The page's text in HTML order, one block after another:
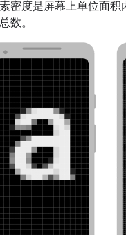
密度是屏幕上单位面
数。